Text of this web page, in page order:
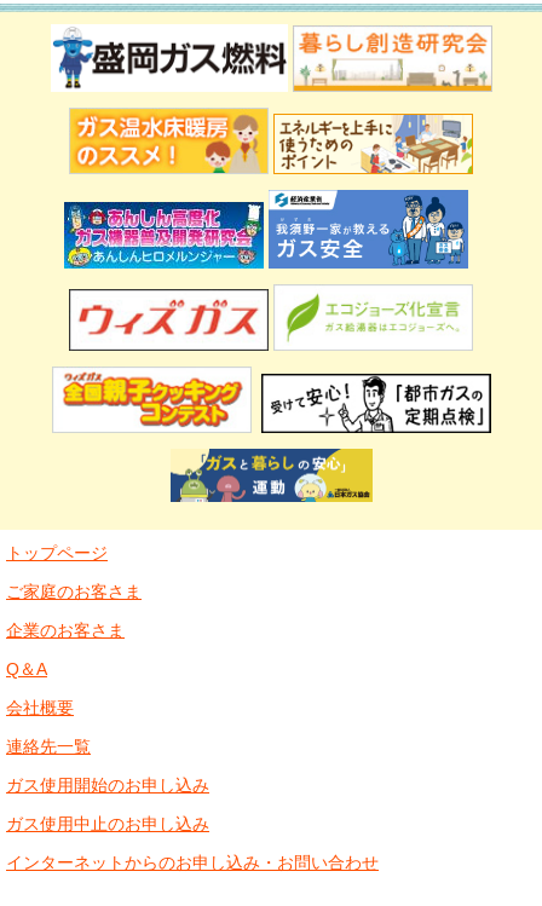
トップページ
ご家庭のお客さま
企業のお客さま
Q＆A
会社概要
連絡先一覧
ガス使用開始のお申し込み
ガス使用中止のお申し込み
インターネットからのお申し込み・お問い合わせ